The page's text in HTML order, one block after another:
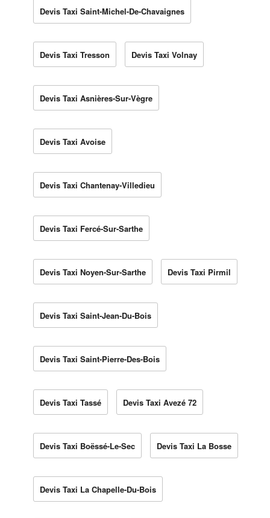
Devis Taxi Saint-Michel-De-Chavaignes
Devis Taxi Tresson Devis Taxi Volnay
Devis Taxi Asnières-Sur-Vègre
Devis Taxi Avoise
Devis Taxi Chantenay-Villedieu
Devis Taxi Fercé-Sur-Sarthe
Devis Taxi Noyen-Sur-Sarthe Devis Taxi Pirmil
Devis Taxi Saint-Jean-Du-Bois
Devis Taxi Saint-Pierre-Des-Bois
Devis Taxi Tassé Devis Taxi Avezé 72
Devis Taxi Boëssé-Le-Sec Devis Taxi La Bosse
Devis Taxi La Chapelle-Du-Bois